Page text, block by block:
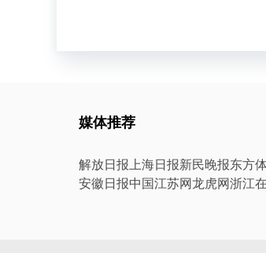
媒体推荐
解放日报上海日报新民晚报东方
安徽日报中国江苏网龙虎网浙江